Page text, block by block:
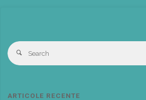
Search
ARTICOLE RECENTE